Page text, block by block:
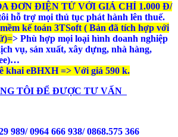
ĐƠN ĐIỆN TỬ VỚI GIÁ CHỈ 1.000 Đ/
hỗ trợ mọi thủ tục phát hành lên thuế.
kế toán 3TSoft ( Bản đã tích hợp với
> Phù hợp mọi loại hình doanh nghiệp
vụ, sản xuất, xây dựng, nhà hàng,
khai eBHXH => Với giá 590 k.
TÔI ĐỂ ĐƯỢC TƯ VẤN
989/ 0964 666 938/ 0868.575 366